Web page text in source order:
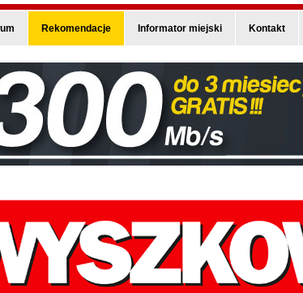
Rekomendacje Informator miejski Kontakt